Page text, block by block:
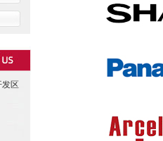
区